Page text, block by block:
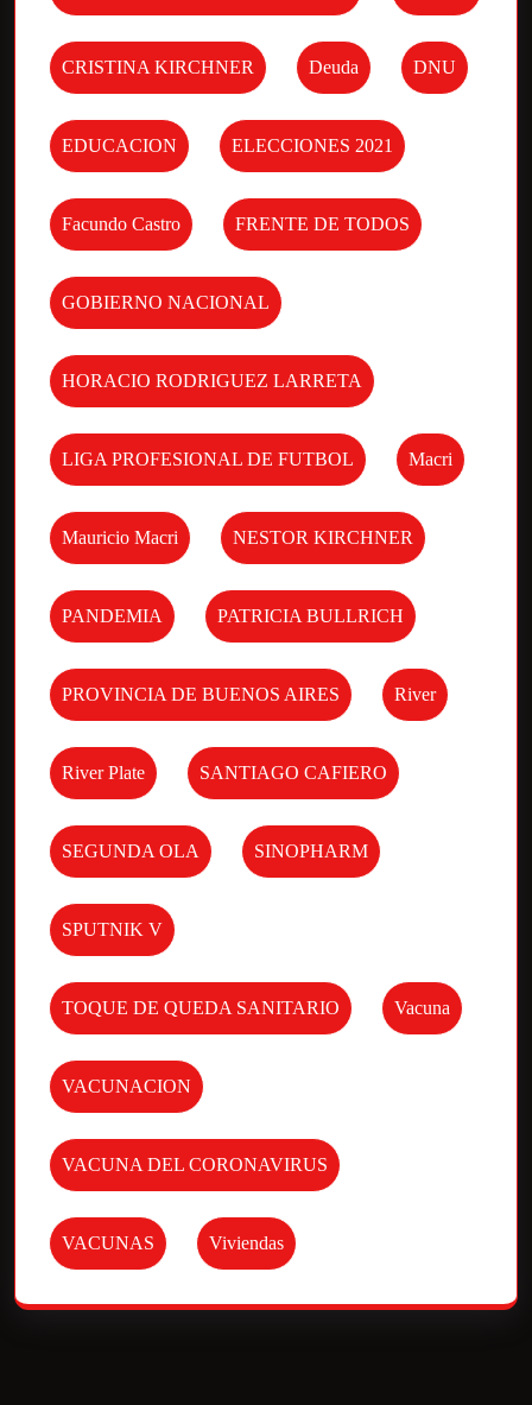
CRISTINA KIRCHNER Deuda DNU
EDUCACION ELECCIONES 2021
Facundo Castro FRENTE DE TODOS
GOBIERNO NACIONAL
HORACIO RODRIGUEZ LARRETA
LIGA PROFESIONAL DE FUTBOL Macri
Mauricio Macri NESTOR KIRCHNER
PANDEMIA PATRICIA BULLRICH
PROVINCIA DE BUENOS AIRES River
River Plate SANTIAGO CAFIERO
SEGUNDA OLA SINOPHARM
SPUTNIK V
TOQUE DE QUEDA SANITARIO Vacuna
VACUNACION
VACUNA DEL CORONAVIRUS
VACUNAS Viviendas